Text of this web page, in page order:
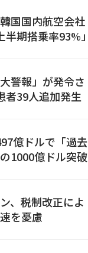
国国内航空会社
期搭乗率93%」
警報」が発令さ
者39人追加発生
億ドルで「過去
1000億ドル突破
、税制改正によ
を憂慮